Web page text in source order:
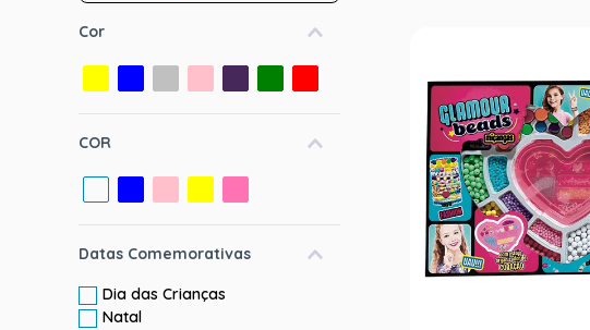
Cor
COR
Datas Comemorativas
Dia das Crianças
Natal